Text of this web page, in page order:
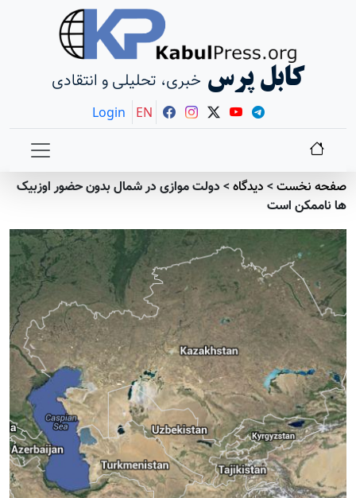
کابل پرس خبری، تحلیلی و انتقادی
Login EN
صفحه نخست> دیدگاه> دولت موازی در شمال بدون حضور اوزبیک
ها ناممکن است